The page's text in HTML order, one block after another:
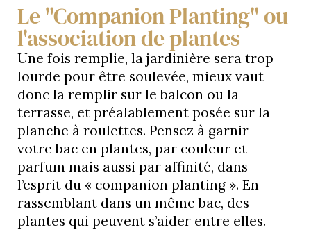
Le "Companion Planting" ou
l'association de plantes
Une fois remplie, la jardinière sera trop
lourde pour être soulevée, mieux vaut
donc la remplir sur le balcon ou la
terrasse, et préalablement posée sur la
planche à roulettes. Pensez à garnir
votre bac en plantes, par couleur et
parfum mais aussi par affinité, dans
l’esprit du « companion planting ». En
rassemblant dans un même bac, des
plantes qui peuvent s’aider entre elles.